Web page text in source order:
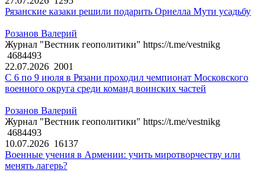
Рязанские казаки решили подарить Орнелла Мути усадьбу
Розанов Валерий
Журнал "Вестник геополитики" https://t.me/vestnikg
4684493
22.07.2026 2001
С 6 по 9 июля в Рязани проходил чемпионат Московского
военного округа среди команд воинских частей
Розанов Валерий
Журнал "Вестник геополитики" https://t.me/vestnikg
4684493
10.07.2026 16137
Военные учения в Армении: учить миротворчеству или
менять лагерь?